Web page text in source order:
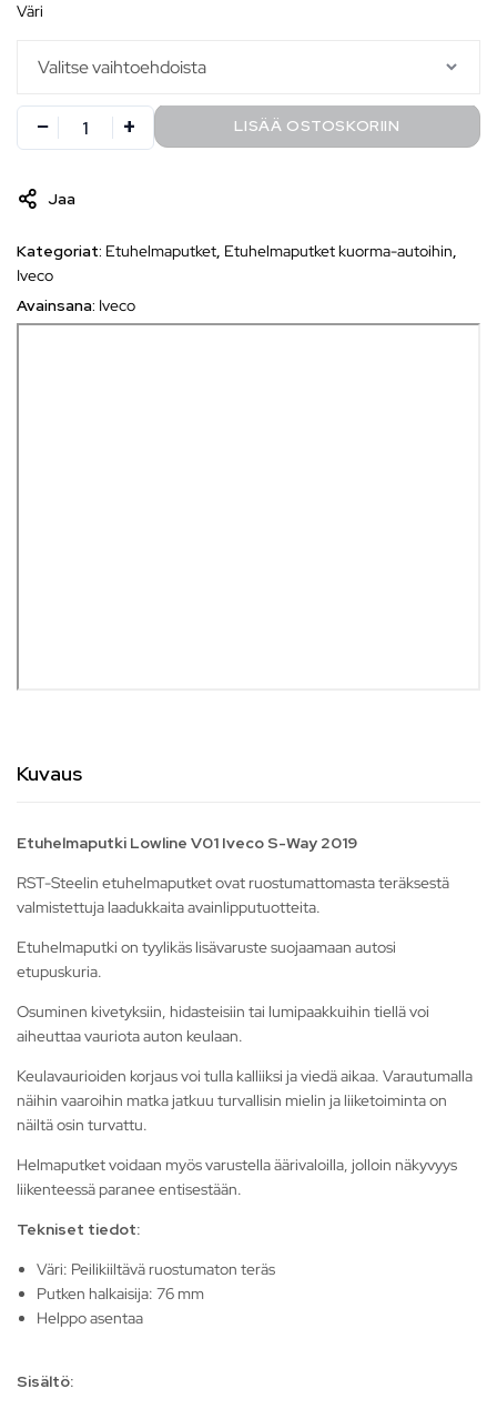
väri
LISÄÄ OSTOSKORIIN
Jaa
Kategoriat: Etuhelmaputket, Etuhelmaputket kuorma-autoihin,
Iveco
Avainsana: Iveco
Kuvaus
Etuhelmaputki Lowline V01 Iveco S-Way 2019
RST-Steelin etuhelmaputket ovat ruostumattomasta teräksestä
valmistettuja laadukkaita avainlipputuotteita.
Etuhelmaputki on tyylikäs lisävaruste suojaamaan autosi
etupuskuria.
Osuminen kivetyksiin, hidasteisiin tai lumipaakkuihin tiellä voi
aiheuttaa vauriota auton keulaan.
Keulavaurioiden korjaus voi tulla kalliiksi ja viedä aikaa. Varautumalla
näihin vaaroihin matka jatkuu turvallisin mielin ja liiketoiminta on
näiltä osin turvattu.
Helmaputket voidaan myös varustella äärivaloilla, jolloin näkyvyys
liikenteessä paranee entisestään.
Tekniset tiedot:
Väri: Peilikiiltävä ruostumaton teräs
Putken halkaisija: 76 mm
Helppo asentaa
Sisältö: